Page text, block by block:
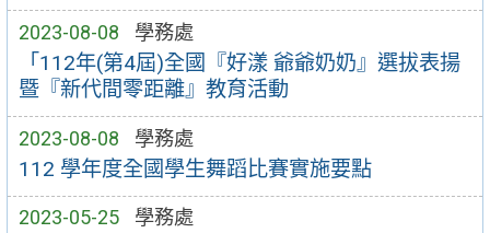
2023-08-08 學務處
「112年(第4屆)全國『好漾 爺爺奶奶』選拔表揚
暨『新代間零距離』教育活動
2023-08-08 學務處
112 學年度全國學生舞蹈比賽實施要點
2023-05-25 學務處